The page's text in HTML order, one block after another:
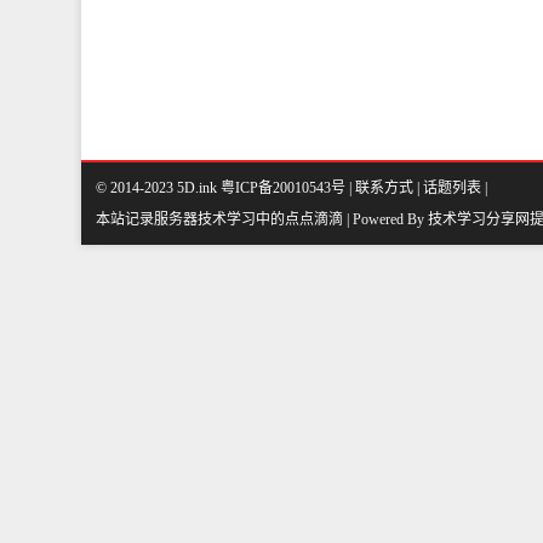
© 2014-2023 5D.ink 粤ICP备20010543号 联系方式 话题列表
本站记录服务器技术学习中的点点滴滴 | Powered By 技术学习分享网